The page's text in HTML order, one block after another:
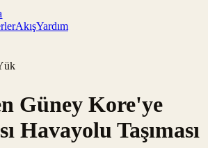
AkışYardım
Güney Kore'ye
Havayolu Taşıması